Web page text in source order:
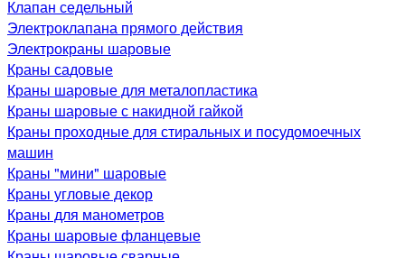
Клапан седельный
Электроклапана прямого действия
Электрокраны шаровые
Краны садовые
Краны шаровые для металопластика
Краны шаровые с накидной гайкой
Краны проходные для стиральных и посудомоечных
машин
Краны "мини" шаровые
Краны угловые декор
Краны для манометров
Краны шаровые фланцевые